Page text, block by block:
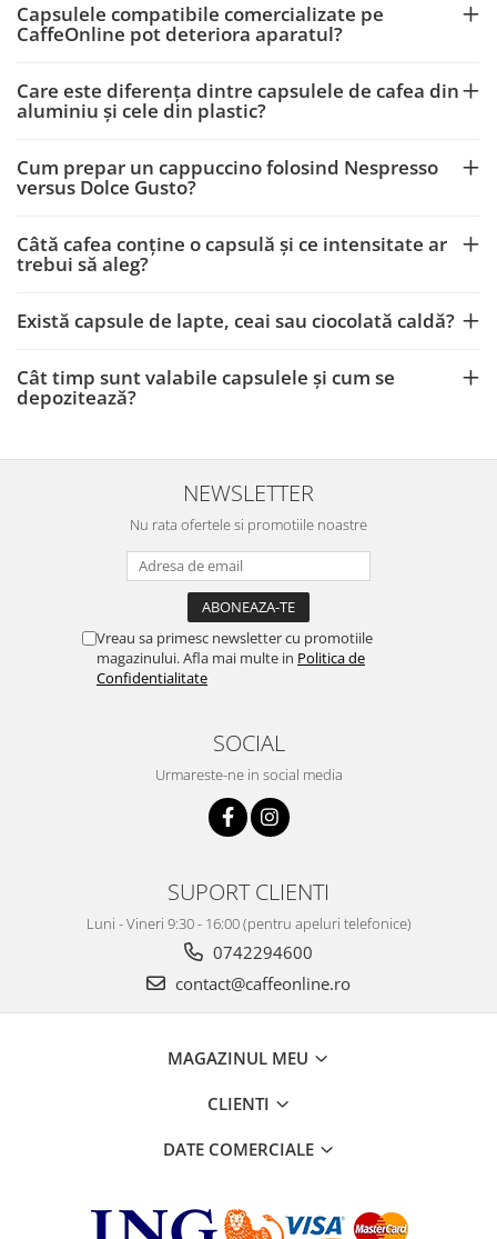
Capsulele compatibile comercializate pe
CaffeOnline pot deteriora aparatul?
Care este diferența dintre capsulele de cafea din
aluminiu și cele din plastic?
Cum prepar un cappuccino folosind Nespresso
versus Dolce Gusto?
Câtă cafea conține o capsulă și ce intensitate ar
trebui să aleg?
Există capsule de lapte, ceai sau ciocolată caldă?
Cât timp sunt valabile capsulele și cum se
depozitează?
NEWSLETTER
Nu rata ofertele si promotiile noastre
Vreau sa primesc newsletter cu promotiile
magazinului. Afla mai multe in Politica de
Confidentialitate
SOCIAL
Urmareste-ne in social media
SUPORT CLIENTI
Luni - Vineri 9:30 - 16:00 (pentru apeluri telefonice)
0742294600
contact@caffeonline.ro
MAGAZINUL MEU
CLIENTI
DATE COMERCIALE